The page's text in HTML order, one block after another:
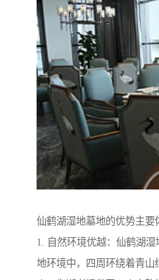
仙鹤湖湿地墓地的优势主要
1. 自然环境优越：仙鹤湖
地环境中，四周环绕着青